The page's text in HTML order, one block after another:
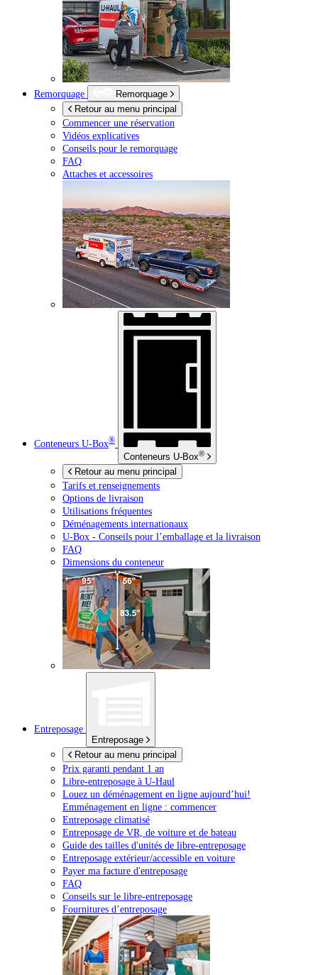
Remorquage
Remorquage
Retour au menu principal
Commencer une réservation
Vidéos explicatives
Conseils pour le remorquage
FAQ
Attaches et accessoires
Conteneurs U-Box®
Conteneurs U-Box®
Retour au menu principal
Tarifs et renseignements
Options de livraison
Utilisations fréquentes
Déménagements internationaux
U-Box - Conseils pour l’emballage et la livraison
FAQ
Dimensions du conteneur
Entreposage
Entreposage
Retour au menu principal
Prix garanti pendant 1 an
Libre-entreposage à U-Haul
Louez un déménagement en ligne aujourd’hui!
Emménagement en ligne : commencer
Entreposage climatisé
Entreposage de VR, de voiture et de bateau
Guide des tailles d'unités de libre-entreposage
Entreposage extérieur/accessible en voiture
Payer ma facture d'entreposage
FAQ
Conseils sur le libre-entreposage
Fournitures d’entreposage